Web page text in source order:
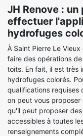
JH Renove :
effectuer
hydrofuges
À Saint Pierre Le
faire des opérations
toits. En fait, il est très
hydrofuges colorés.
qualifications requises
on peut vous proposer
qu'il peut proposer
accessibles à toutes
renseignements